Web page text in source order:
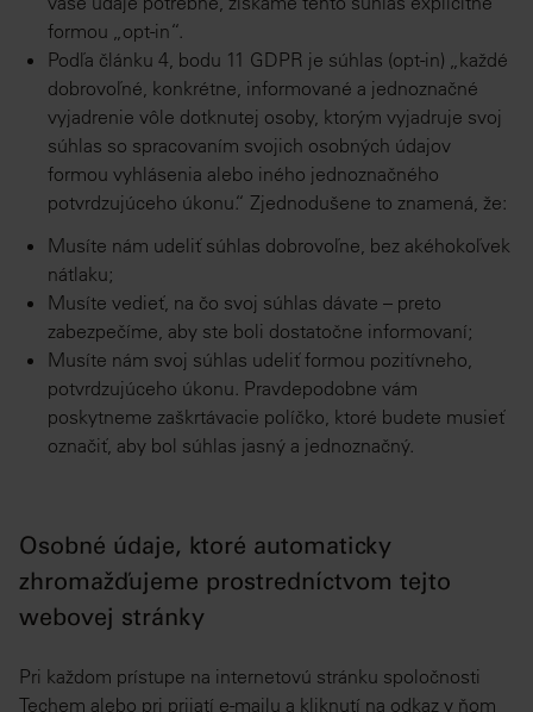
formou „opt-in“.
Podľa článku 4, bodu 11 GDPR je súhlas (opt-in) „každé
dobrovoľné, konkrétne, informované a jednoznačné
vyjadrenie vôle dotknutej osoby, ktorým vyjadruje svoj
súhlas so spracovaním svojich osobných údajov
formou vyhlásenia alebo iného jednoznačného
potvrdzujúceho úkonu.“ Zjednodušene to znamená, že:
Musíte nám udeliť súhlas dobrovoľne, bez akéhokoľvek
nátlaku;
Musíte vedieť, na čo svoj súhlas dávate – preto
zabezpečíme, aby ste boli dostatočne informovaní;
Musíte nám svoj súhlas udeliť formou pozitívneho,
potvrdzujúceho úkonu. Pravdepodobne vám
poskytneme zaškrtávacie políčko, ktoré budete musieť
označiť, aby bol súhlas jasný a jednoznačný.
Osobné údaje, ktoré automaticky
zhromažďujeme prostredníctvom tejto
webovej stránky
Pri každom prístupe na internetovú stránku spoločnosti
Techem alebo pri prijatí e-mailu a kliknutí na odkaz v ňom